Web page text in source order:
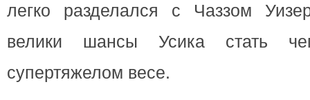
легко разделался с Чаззом
велики шансы Усика стать
супертяжелом весе.